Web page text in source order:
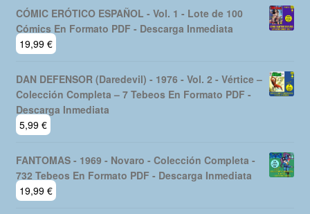
CÓMIC ERÓTICO ESPAÑOL - Vol. 1 - Lote de 100
Cómics En Formato PDF - Descarga Inmediata
19,99 €
DAN DEFENSOR (Daredevil) - 1976 - Vol. 2 - Vértice –
Colección Completa – 7 Tebeos En Formato PDF -
Descarga Inmediata
5,99 €
FANTOMAS - 1969 - Novaro - Colección Completa -
732 Tebeos En Formato PDF - Descarga Inmediata
19,99 €